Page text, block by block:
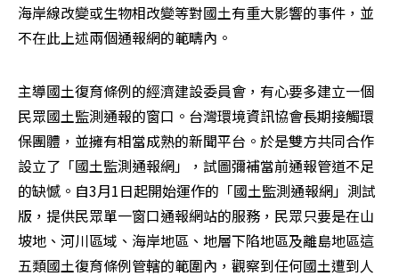
海岸線改變或生物相改變等對國土有重大影響的事件，並
不在此上述兩個通報網的範疇內。
主導國土復育條例的經濟建設委員會，有心要多建立一個
民眾國土監測通報的窗口。台灣環境資訊協會長期接觸環
保團體，並擁有相當成熟的新聞平台。於是雙方共同合作
設立了「國土監測通報網」，試圖彌補當前通報管道不足
的缺憾。自3月1日起開始運作的「國土監測通報網」測試
版，提供民眾單一窗口通報網站的服務，民眾只要是在山
坡地、河川區域、海岸地區、地層下陷地區及離島地區這
五類國土復育條例管轄的範圍內，觀察到任何國土遭到人